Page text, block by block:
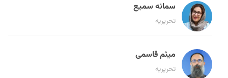
سمانه سمیع
تحریریه
میثم قاسمی
تحریریه